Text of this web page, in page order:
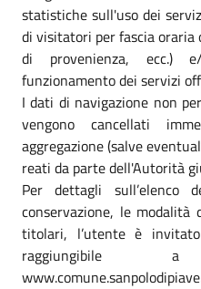
statistiche sull'uso dei
di visitatori per fascia oraria
di provenienza, ecc.)
funzionamento dei servizi
I dati di navigazione non
vengono cancellati
aggregazione (salve
reati da parte dell'Autorità
Per dettagli
conservazione, le
titolari, l’utente è